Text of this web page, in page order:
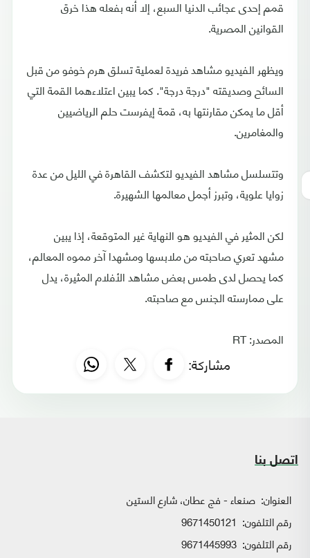
قمم إحدى عجائب الدنيا السبع، إلا أنه بفعله هذا خرق
القوانين المصرية.
ويظهر الفيديو مشاهد فريدة لعملية تسلق هرم خوفو من قبل
السائح وصديقته "درجة درجة". كما يبين اعتلاءهما القمة التي
أقل ما يمكن مقارنتها به، قمة إيفرست حلم الرياضيين
والمغامرين.
وتتسلسل مشاهد الفيديو لتكشف القاهرة في الليل من عدة
زوايا علوية، وتبرز أجمل معالمها الشهيرة.
لكن المثير في الفيديو هو النهاية غير المتوقعة، إذا يبين
مشهد تعري صاحبته من ملابسها ومشهدا آخر مموه المعالم،
كما يحصل لدى طمس بعض مشاهد الأفلام المثيرة، يدل
على ممارسته الجنس مع صاحبته.
المصدر: RT
مشاركة:
اتصل بنا
العنوان: صنعاء - فج عطان، شارع الستين
رقم التلفون: 9671450121
رقم التلفون: 9671445993